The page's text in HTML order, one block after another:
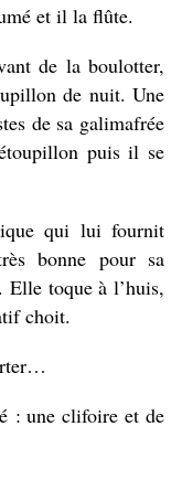
et il la flûte.
de la boulotter,
de nuit. Une
de sa galimafrée
puis il se
qui lui fournit
bonne pour sa
Elle toque à l’huis,
choit.
: une clifoire et de